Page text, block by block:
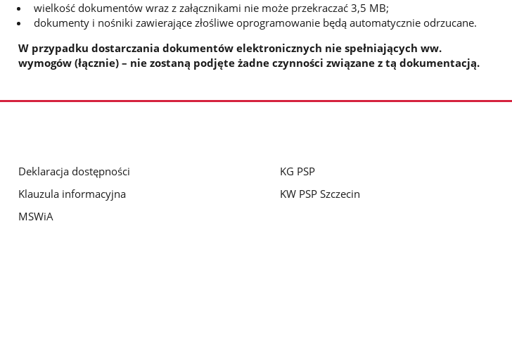
wielkość dokumentów wraz z załącznikami nie może przekraczać 3,5 MB;
dokumenty i nośniki zawierające złośliwe oprogramowanie będą automatycznie odrzucane.
W przypadku dostarczania dokumentów elektronicznych nie spełniających ww.
wymogów (łącznie) – nie zostaną podjęte żadne czynności związane z tą dokumentacją.
Deklaracja dostępności
Klauzula informacyjna
MSWiA
KG PSP
KW PSP Szczecin